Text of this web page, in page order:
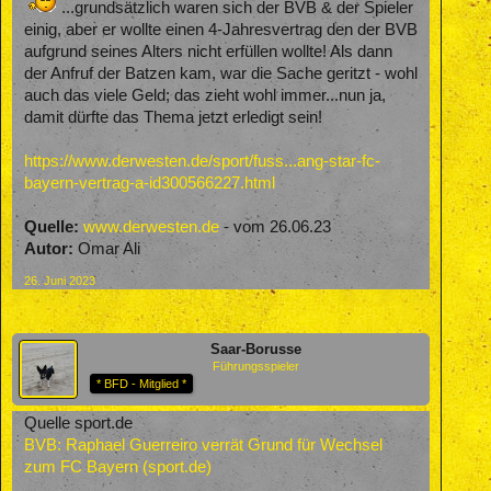
...grundsätzlich waren sich der BVB & der Spieler
einig, aber er wollte einen 4-Jahresvertrag den der BVB
aufgrund seines Alters nicht erfüllen wollte! Als dann
der Anfruf der Batzen kam, war die Sache geritzt - wohl
auch das viele Geld; das zieht wohl immer...nun ja,
damit dürfte das Thema jetzt erledigt sein!
https://www.derwesten.de/sport/fuss...ang-star-fc-
bayern-vertrag-a-id300566227.html
Quelle: www.derwesten.de - vom 26.06.23
Autor: Omar Ali
26. Juni 2023
Saar-Borusse
Führungsspieler
* BFD - Mitglied *
Quelle sport.de
BVB: Raphael Guerreiro verrät Grund für Wechsel
zum FC Bayern (sport.de)